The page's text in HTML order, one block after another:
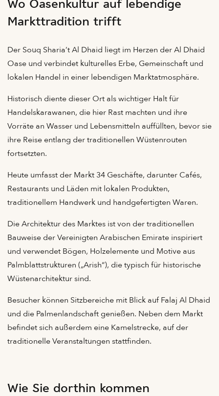
Wo Oasenkultur auf lebendige
Markttradition trifft
Der Souq Sharia’t Al Dhaid liegt im Herzen der Al Dhaid
Oase und verbindet kulturelles Erbe, Gemeinschaft und
lokalen Handel in einer lebendigen Marktatmosphäre.
Historisch diente dieser Ort als wichtiger Halt für
Handelskarawanen, die hier Rast machten und ihre
Vorräte an Wasser und Lebensmitteln auffüllten, bevor sie
ihre Reise entlang der traditionellen Wüstenrouten
fortsetzten.
Heute umfasst der Markt 34 Geschäfte, darunter Cafés,
Restaurants und Läden mit lokalen Produkten,
traditionellem Handwerk und handgefertigten Waren.
Die Architektur des Marktes ist von der traditionellen
Bauweise der Vereinigten Arabischen Emirate inspiriert
und verwendet Bögen, Holzelemente und Motive aus
Palmblattstrukturen („Arish“), die typisch für historische
Wüstenarchitektur sind.
Besucher können Sitzbereiche mit Blick auf Falaj Al Dhaid
und die Palmenlandschaft genießen. Neben dem Markt
befindet sich außerdem eine Kamelstrecke, auf der
traditionelle Veranstaltungen stattfinden.
Wie Sie dorthin kommen